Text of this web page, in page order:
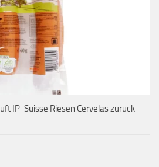
IP-Suisse Riesen Cervelas zurück